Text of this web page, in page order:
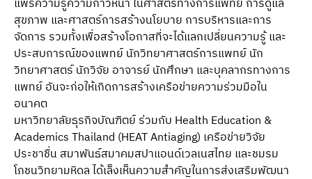
แพร่ความรู้ความก้าวหน้า ในศาสตร์ทางการแพทย์ การดูแล
สุขภาพ และศาสตร์การสร้างนโยบาย การบริหารและการ
จัดการ รวมทั้งเพื่อสร้างโอกาสที่จะได้แลกเปลี่ยนความรู้ และ
ประสบการณ์ของแพทย์ นักวิทยาศาสตร์การแพทย์ นัก
วิทยาศาสตร์ นักวิจัย อาจารย์ นักศึกษา และบุคลากรทางการ
แพทย์ อันจะก่อให้เกิดการสร้างเครือข่ายความร่วมมือใน
อนาคต
มหาวิทยาลัยธุรกิจบัณฑิตย์ ร่วมกับ Health Education &
Academics Thailand (HEAT Antiaging) เครือข่ายวิจัย
ประชาชื่น สมาพันธ์สมาคมสปาแอนด์เวลเนสไทย และชมรม
โภชนวิทยามหิดล ได้เล็งเห็นความสําคัญในการส่งเสริมพัฒนา